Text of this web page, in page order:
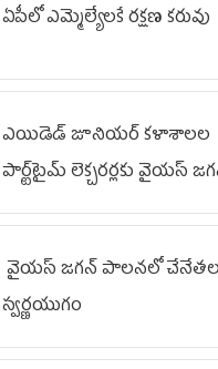
ఏపీలో ఎమ్మెల్యేల‌కే ర‌క్ష‌ణ క‌రువు
ఎయిడెడ్‌ జూనియర్‌ కళాశాలల
పార్ట్‌టైమ్‌ లెక్చరర్లకు వైయ‌స్
భరోసా
వైయ‌స్ జగన్ పాలనలో
స్వర్ణయుగం